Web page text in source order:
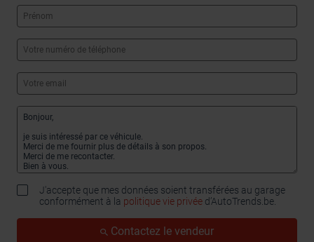
J'accepte que mes données soient transférées au garage
conformément à la politique vie privée d’AutoTrends.be.
Contactez le vendeur